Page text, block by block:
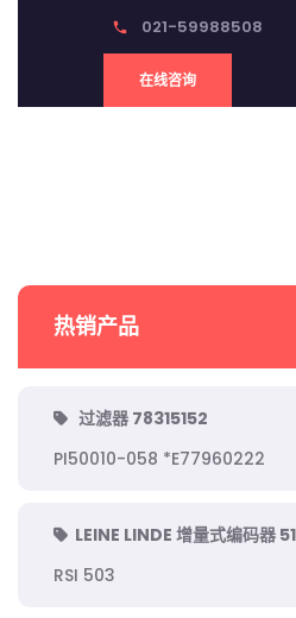
phone 021-59988508
在线咨询
热销产品
过滤器 78315152
PI50010-058 *E77960222
LEINE LINDE 增量式编码器
RSI 503